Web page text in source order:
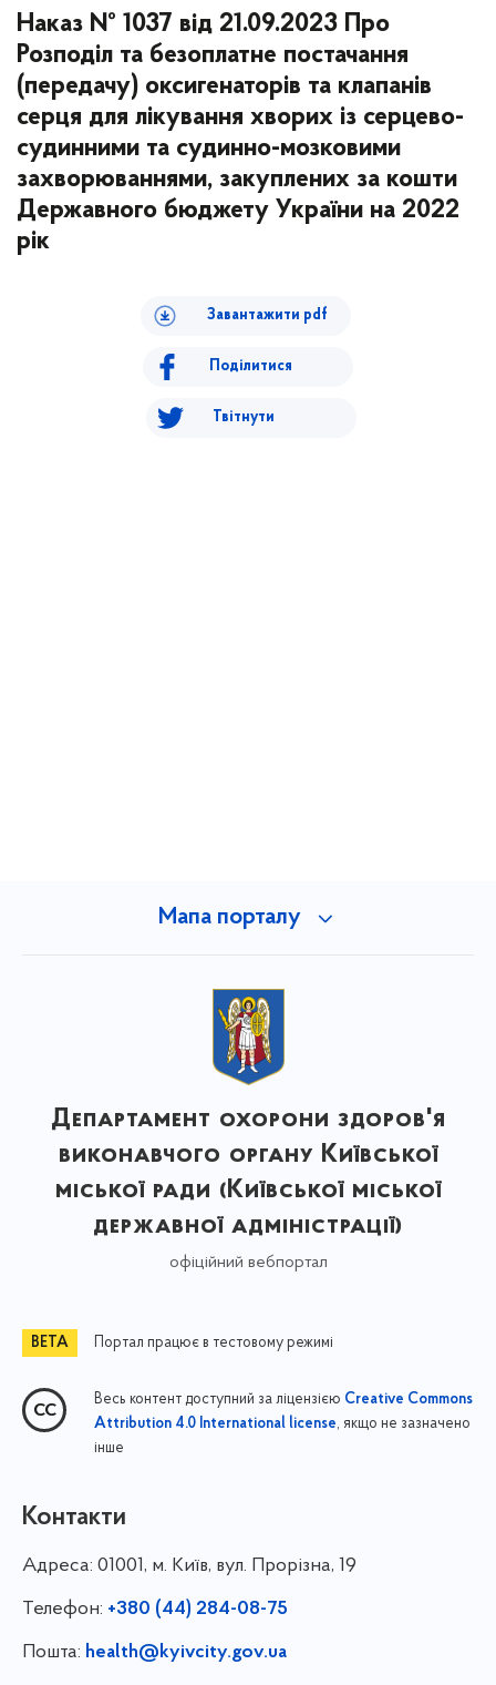
Наказ № 1037 від 21.09.2023 Про
Розподіл та безоплатне постачання
(передачу) оксигенаторів та клапанів
серця для лікування хворих із серцево-
судинними та судинно-мозковими
захворюваннями, закуплених за кошти
Державного бюджету України на 2022
рік
Завантажити pdf
Поділитися
Твітнути
Мапа порталу
Департамент охорони здоров'я
виконавчого органу Київської
міської ради (Київської міської
державної адміністрації)
офіційний вебпортал
Портал працює в тестовому режимі
Весь контент доступний за ліцензією Creative Commons
Attribution 4.0 International license, якщо не зазначено
інше
Контакти
Адреса: 01001, м. Київ, вул. Прорізна, 19
Телефон: +380 (44) 284-08-75
Пошта: health@kyivcity.gov.ua